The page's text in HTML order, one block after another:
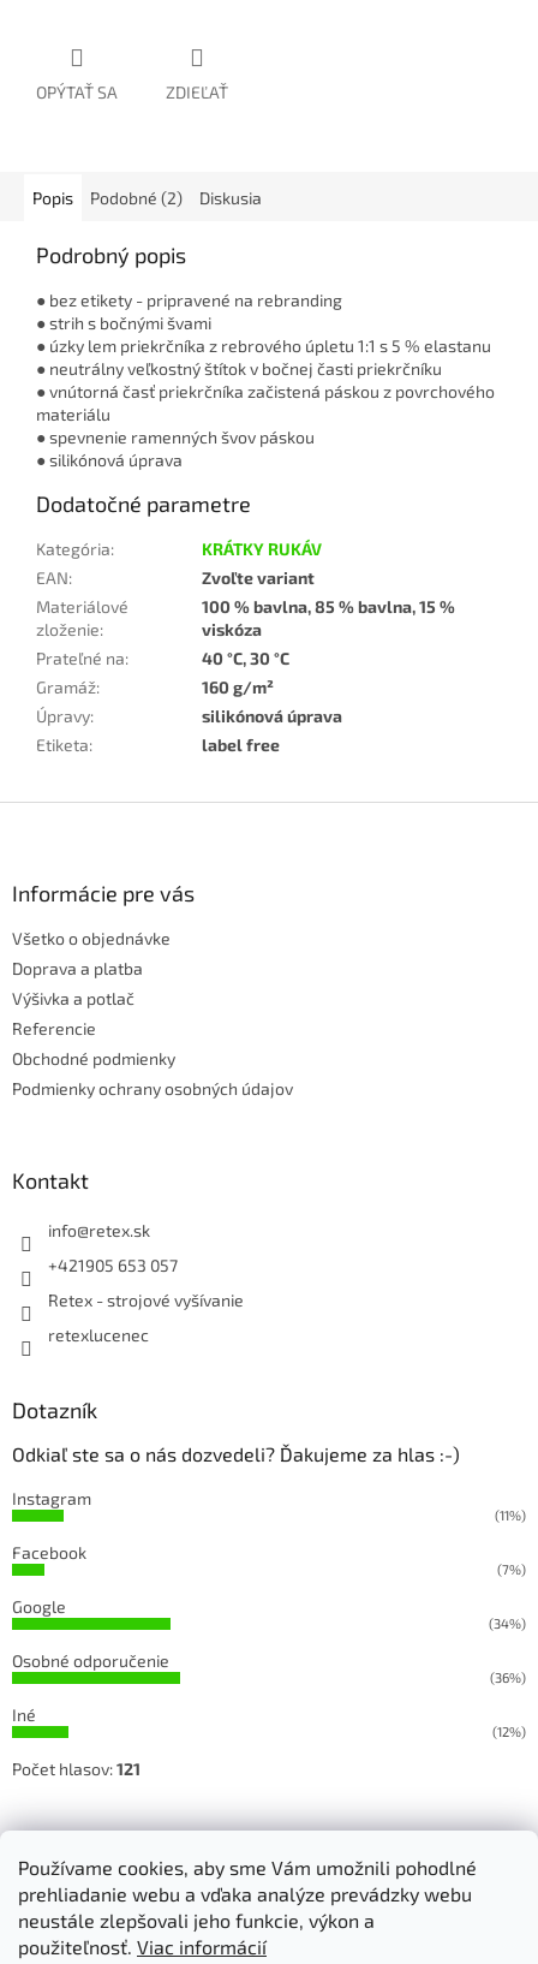
Používame cookies, aby sme Vám umožnili pohodlné
prehliadanie webu a vďaka analýze prevádzky webu
neustále zlepšovali jeho funkcie, výkon a
použiteľnosť. Viac informácií
OPÝTAŤ SA ZDIEĽAŤ
Popis Podobné (2) Diskusia
Podrobný popis
● bez etikety - pripravené na rebranding
● strih s bočnými švami
● úzky lem priekrčníka z rebrového úpletu 1:1 s 5 % elastanu
● neutrálny veľkostný štítok v bočnej časti priekrčníku
● vnútorná časť priekrčníka začistená páskou z povrchového
materiálu
● spevnenie ramenných švov páskou
● silikónová úprava
Dodatočné parametre
Kategória:
KRÁTKY RUKÁV
EAN:
Zvoľte variant
Materiálové
zloženie:
100 % bavlna, 85 % bavlna, 15 %
viskóza
Prateľné na:
40 °C, 30 °C
Gramáž:
160 g/m²
Úpravy:
silikónová úprava
Etiketa: label free
Informácie pre vás
Všetko o objednávke
Doprava a platba
Výšivka a potlač
Referencie
Obchodné podmienky
Podmienky ochrany osobných údajov
Kontakt
info@retex.sk
+421905 653 057
Retex - strojové vyšívanie
retexlucenec
Dotazník
Odkiaľ ste sa o nás dozvedeli? Ďakujeme za hlas :-)
Instagram
(11%)
Facebook
(7%)
Google
(34%)
Osobné odporučenie
(36%)
Iné
(12%)
Počet hlasov:121